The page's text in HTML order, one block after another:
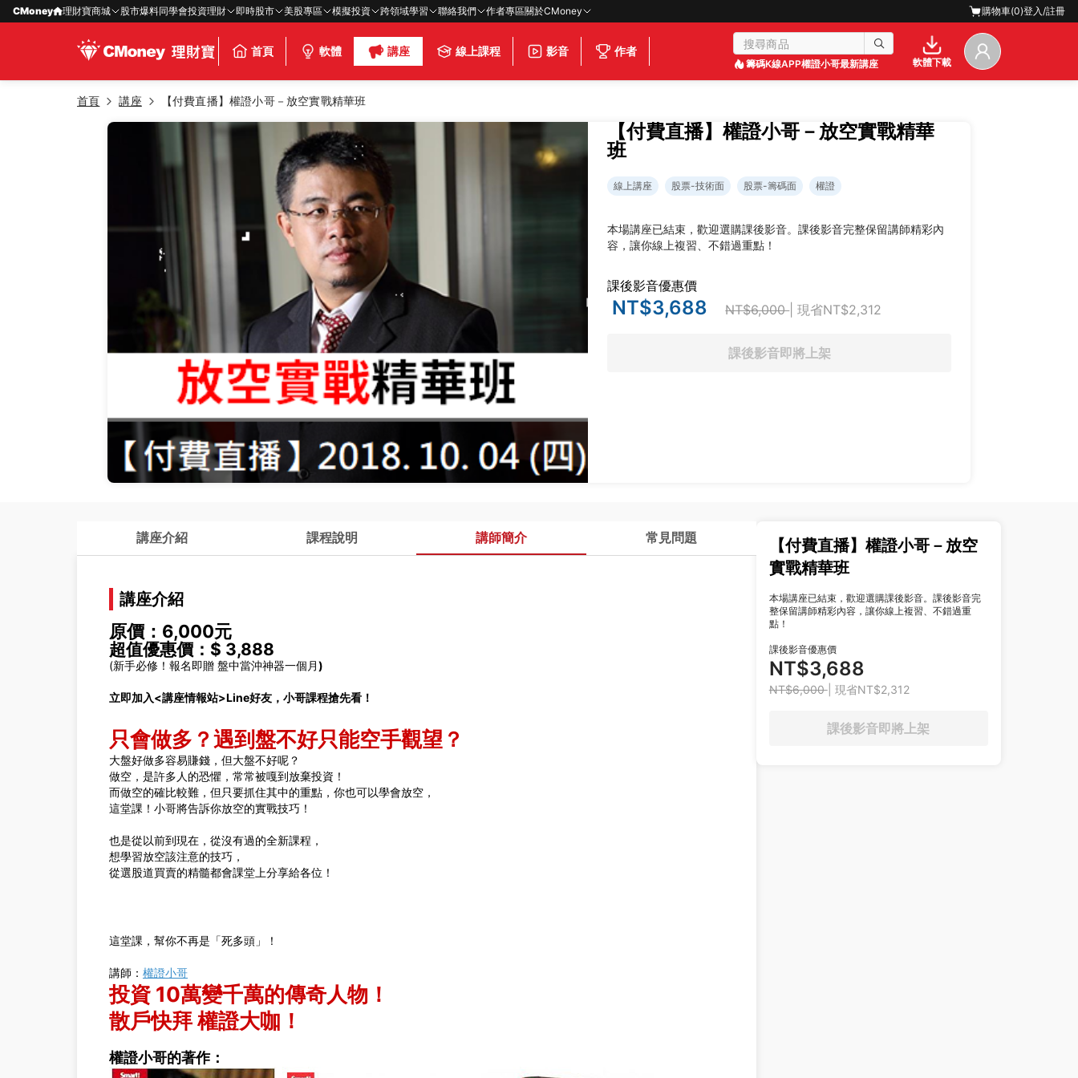
CMoney 理財寶商城 股市爆料同學會投資理財 即時股市 美股專區 模擬投資 跨領域學習 聯絡我們 作者專區關於CMoney 購物車(0)登入/註冊
首頁 軟體 講座 線上課程 影音 作者
籌碼K線APP權證小哥最新講座 軟體下載
首頁 講座 【付費直播】權證小哥－放空實戰精華班
【付費直播】權證小哥－放空實戰精華
班
線上講座 股票-技術面 股票-籌碼面 權證
本場講座已結束，歡迎選購課後影音。課後影音完整保留講師精彩內
容，讓你線上複習、不錯過重點！
課後影音優惠價
NT$3,688 NT$6,000| 現省NT$2,312
課後影音即將上架
講座介紹 課程說明 講師簡介 常見問題
講座介紹
原價：6,000元
超值優惠價：$ 3,888
(新手必修！報名即贈 盤中當沖神器一個月)
立即加入<講座情報站>Line好友，小哥課程搶先看！
只會做多？遇到盤不好只能空手觀望？
大盤好做多容易賺錢，但大盤不好呢？
做空，是許多人的恐懼，常常被嘎到放棄投資！
而做空的確比較難，但只要抓住其中的重點，你也可以學會放空，
這堂課！小哥將告訴你放空的實戰技巧！
也是從以前到現在，從沒有過的全新課程，
想學習放空該注意的技巧，
從選股道買賣的精髓都會課堂上分享給各位！
這堂課，幫你不再是「死多頭」！
講師： 權證小哥
投資 10萬變千萬的傳奇人物！
散戶快拜 權證大咖！
權證小哥的著作：
【付費直播】權證小哥－放空
實戰精華班
本場講座已結束，歡迎選購課後影音。課後影音完
整保留講師精彩內容，讓你線上複習、不錯過重
點！
課後影音優惠價
NT$3,688
NT$6,000| 現省NT$2,312
課後影音即將上架